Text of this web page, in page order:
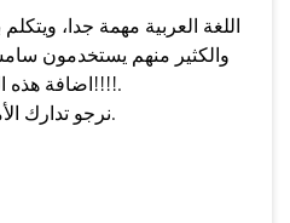
اللغة العربية مهمة جدا،
والكثير منهم يستخدمون
اضافة هذه اللغة المهمة إلى هذا التطبيق!!!!.
نرجو تدارك الأمر بجدية، وليس مجرد وعود.